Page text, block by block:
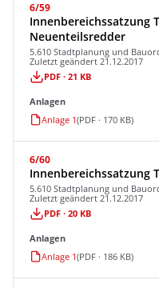
6/59
Innenbereichssatzung
Neuenteilsredder
5.610 Stadtplanung und
Zuletzt geändert 21.12.2017
PDF · 21 KB
Anlagen
Anlage 1(PDF · 170 KB)
6/60
Innenbereichssatzung
5.610 Stadtplanung und
Zuletzt geändert 21.12.2017
PDF · 20 KB
Anlagen
Anlage 1(PDF · 186 KB)